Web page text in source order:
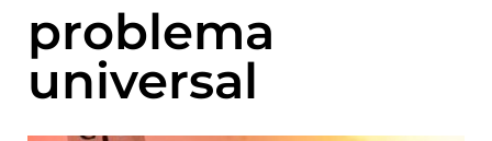
problema
universal